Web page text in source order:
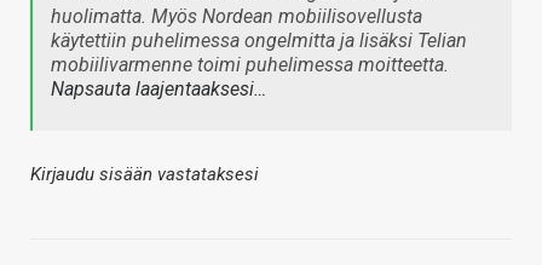
huolimatta. Myös Nordean mobiilisovellusta
käytettiin puhelimessa ongelmitta ja lisäksi Telian
mobiilivarmenne toimi puhelimessa moitteetta.
Napsauta laajentaaksesi…
Kirjaudu sisään vastataksesi